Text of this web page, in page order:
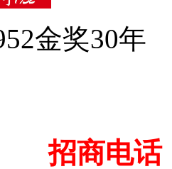
金奖30年
招商电话